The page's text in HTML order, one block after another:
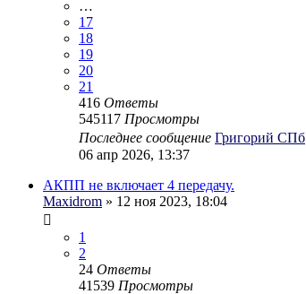
…
17
18
19
20
21
416 Ответы
545117 Просмотры
Последнее сообщение Григорий СПб
06 апр 2026, 13:37
АКПП не включает 4 передачу.
Maxidrom » 12 ноя 2023, 18:04
1
2
24 Ответы
41539 Просмотры